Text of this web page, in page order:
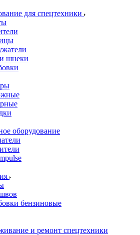
для спецтехники
шнеки
оборудование
бензиновые
и ремонт спецтехники